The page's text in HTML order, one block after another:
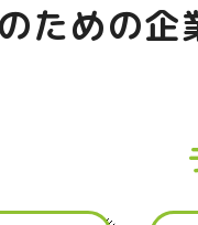
ための企